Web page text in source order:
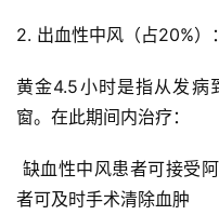
2. 出血性中风（占20%）
黄金4.5小时是指从发病
窗。在此期间内治疗：
缺血性中风患者可接受
者可及时手术清除血肿